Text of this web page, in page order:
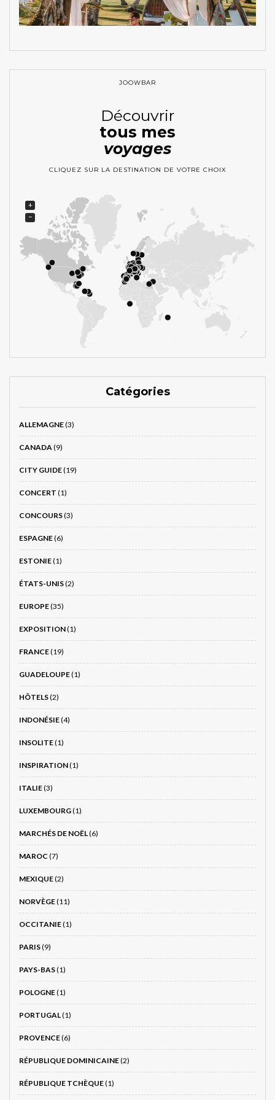
JOOWBAR
Découvrir
tous mes
voyages
CLIQUEZ SUR LA DESTINATION DE VOTRE CHOIX
+
−
Catégories
ALLEMAGNE(3)
CANADA (9)
CITY GUIDE(19)
CONCERT (1)
CONCOURS(3)
ESPAGNE(6)
ESTONIE(1)
ÉTATS-UNIS(2)
EUROPE(35)
EXPOSITION(1)
FRANCE(19)
GUADELOUPE(1)
HÔTELS(2)
INDONÉSIE(4)
INSOLITE(1)
INSPIRATION(1)
ITALIE(3)
LUXEMBOURG(1)
MARCHÉS DE NOËL(6)
MAROC (7)
MEXIQUE(2)
NORVÈGE(11)
OCCITANIE(1)
PARIS(9)
PAYS-BAS(1)
POLOGNE(1)
PORTUGAL(1)
PROVENCE(6)
RÉPUBLIQUE DOMINICAINE(2)
RÉPUBLIQUE TCHÈQUE(1)